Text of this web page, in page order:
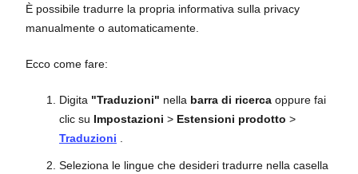
È possibile tradurre la propria informativa sulla privacy
manualmente o automaticamente.
Ecco come fare:
Digita "Traduzioni" nella barra di ricerca oppure fai
clic su Impostazioni > Estensioni prodotto >
Traduzioni
Seleziona le lingue che desideri tradurre nella casella